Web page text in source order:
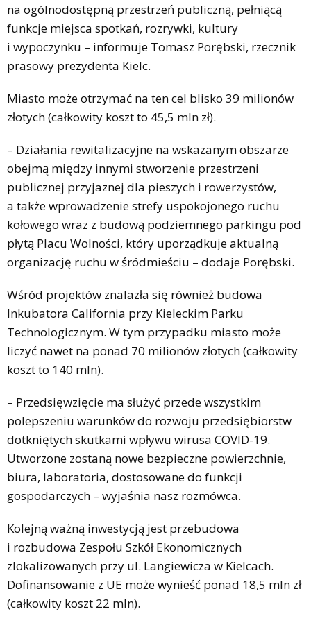
na ogólnodostępną przestrzeń publiczną, pełniącą
funkcje miejsca spotkań, rozrywki, kultury
i wypoczynku – informuje Tomasz Porębski, rzecznik
prasowy prezydenta Kielc.
Miasto może otrzymać na ten cel blisko 39 milionów
złotych (całkowity koszt to 45,5 mln zł).
– Działania rewitalizacyjne na wskazanym obszarze
obejmą między innymi stworzenie przestrzeni
publicznej przyjaznej dla pieszych i rowerzystów,
a także wprowadzenie strefy uspokojonego ruchu
kołowego wraz z budową podziemnego parkingu pod
płytą Placu Wolności, który uporządkuje aktualną
organizację ruchu w śródmieściu – dodaje Porębski.
Wśród projektów znalazła się również budowa
Inkubatora California przy Kieleckim Parku
Technologicznym. W tym przypadku miasto może
liczyć nawet na ponad 70 milionów złotych (całkowity
koszt to 140 mln).
– Przedsięwzięcie ma służyć przede wszystkim
polepszeniu warunków do rozwoju przedsiębiorstw
dotkniętych skutkami wpływu wirusa COVID-19.
Utworzone zostaną nowe bezpieczne powierzchnie,
biura, laboratoria, dostosowane do funkcji
gospodarczych – wyjaśnia nasz rozmówca.
Kolejną ważną inwestycją jest przebudowa
i rozbudowa Zespołu Szkół Ekonomicznych
zlokalizowanych przy ul. Langiewicza w Kielcach.
Dofinansowanie z UE może wynieść ponad 18,5 mln zł
(całkowity koszt 22 mln).